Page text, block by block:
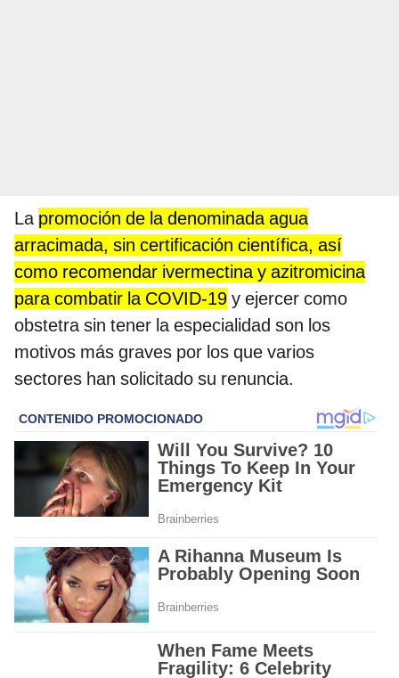
La promoción de la denominada agua
arracimada, sin certificación científica, así
como recomendar ivermectina y azitromicina
para combatir la COVID-19 y ejercer como
obstetra sin tener la especialidad son los
motivos más graves por los que varios
sectores han solicitado su renuncia.